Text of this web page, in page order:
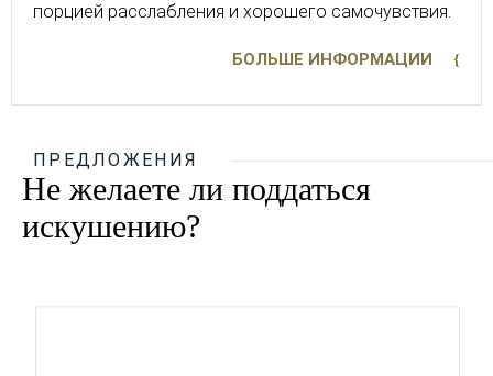
порцией расслабления и хорошего самочувствия.
БОЛЬШЕ ИНФОРМАЦИИ
ПРЕДЛОЖЕНИЯ
Не желаете ли поддаться
искушению?